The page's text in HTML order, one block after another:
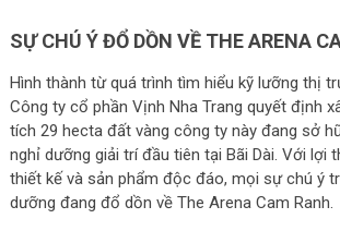
SỰ CHÚ Ý ĐỔ DỒN VỀ THE ARENA
Hình thành từ quá trình tìm hiểu kỹ lưỡng thị
Công ty cổ phần Vịnh Nha Trang quyết định
tích 29 hecta đất vàng công ty này đang sở
nghỉ dưỡng giải trí đầu tiên tại Bãi Dài. Với lợi
thiết kế và sản phẩm độc đáo, mọi sự chú ý
dưỡng đang đổ dồn về The Arena Cam Ranh.